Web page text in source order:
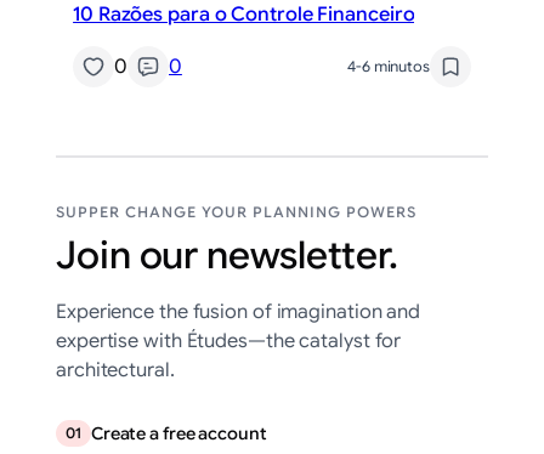
10 Razões para o Controle Financeiro
0 0 4-6 minutos
SUPPER CHANGE YOUR PLANNING POWERS
Join our newsletter.
Experience the fusion of imagination and
expertise with Études—the catalyst for
architectural.
01 Create a free account